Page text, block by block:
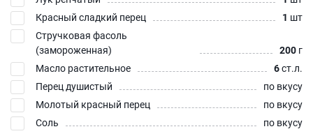
Красный сладкий перец
1 шт
Стручковая фасоль
(замороженная)
200 г
Масло растительное
6ст.л.
Перец душистый
по вкусу
Молотый красный перец
по вкусу
Соль
по вкусу